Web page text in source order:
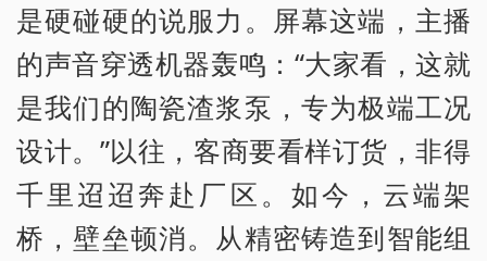
是硬碰硬的说服力。屏幕这端，主播
的声音穿透机器轰鸣：“大家看，这就
是我们的陶瓷渣浆泵，专为极端工况
设计。”以往，客商要看样订货，非得
千里迢迢奔赴厂区。如今，云端架
桥，壁垒顿消。从精密铸造到智能组